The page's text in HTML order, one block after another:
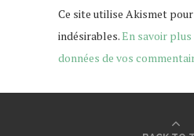
Ce site utilise Akismet
indésirables.En savoir
données de vos